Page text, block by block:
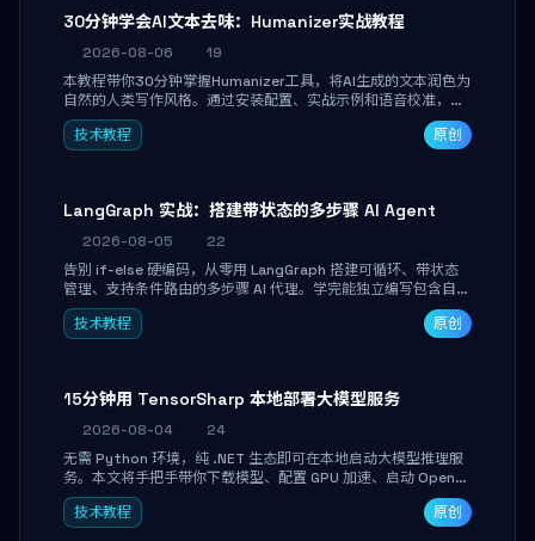
30分钟学会AI文本去味：Humanizer实战教程
2026-08-06
19
本教程带你30分钟掌握Humanizer工具，将AI生成的文本润色为
自然的人类写作风格。通过安装配置、实战示例和语音校准，让
你的内容告别AI痕迹，匹配个人写作习惯，适合内容创作者和技
术博主。
技术教程 原创
LangGraph 实战：搭建带状态的多步骤 AI Agent
2026-08-05
22
告别 if-else 硬编码，从零用 LangGraph 搭建可循环、带状态
管理、支持条件路由的多步骤 AI 代理。学完能独立编写包含自动
决策、工具调用和持久化状态的复杂工作流，并避开递归溢出、
状态丢失等常见坑点。
技术教程 原创
15分钟用 TensorSharp 本地部署大模型服务
2026-08-04
24
无需 Python 环境，纯 .NET 生态即可在本地启动大模型推理服
务。本文将手把手带你下载模型、配置 GPU 加速、启动 OpenAI
兼容 API，并在 C# 业务代码中无缝调用。数据不出网，零门槛
搞定本地 LLM 部署。
技术教程 原创